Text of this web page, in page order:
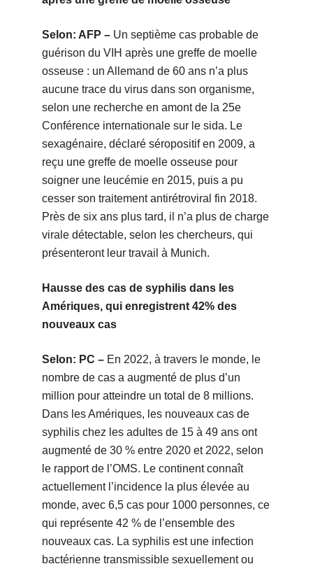
Selon: AFP –Un septième cas probable de
guérison du VIH après une greffe de moelle
osseuse : un Allemand de 60 ans n’a plus
aucune trace du virus dans son organisme,
selon une recherche en amont de la 25e
Conférence internationale sur le sida. Le
sexagénaire, déclaré séropositif en 2009, a
reçu une greffe de moelle osseuse pour
soigner une leucémie en 2015, puis a pu
cesser son traitement antirétroviral fin 2018.
Près de six ans plus tard, il n’a plus de charge
virale détectable, selon les chercheurs, qui
présenteront leur travail à Munich.
Hausse des cas de syphilis dans les
Amériques, qui enregistrent 42% des
nouveaux cas
Selon: PC –En 2022, à travers le monde, le
nombre de cas a augmenté de plus d’un
million pour atteindre un total de 8 millions.
Dans les Amériques, les nouveaux cas de
syphilis chez les adultes de 15 à 49 ans ont
augmenté de 30 % entre 2020 et 2022, selon
le rapport de l’OMS. Le continent connaît
actuellement l’incidence la plus élevée au
monde, avec 6,5 cas pour 1000 personnes, ce
qui représente 42 % de l’ensemble des
nouveaux cas. La syphilis est une infection
bactérienne transmissible sexuellement ou